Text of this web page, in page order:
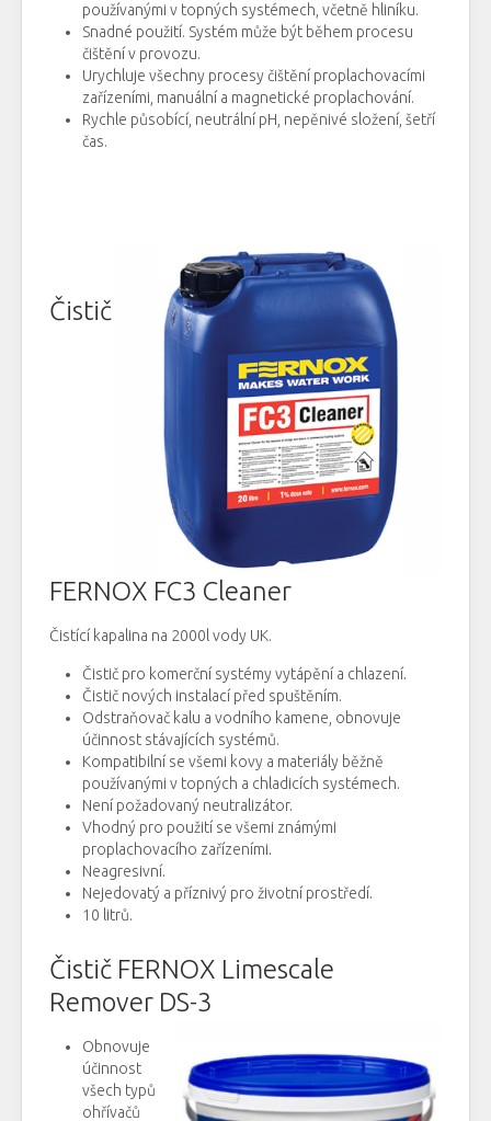
používanými v topných systémech včetně hliníku.
Snadné použití. Systém může být během procesu
čištěnív provozu.
Urychluje všechny procesyčištění proplachovacími
zařízeními , manuální a magnetické proplachování.
Rychle působící neutrální pH nepěnivé složení šetří
čas.
Čistič
FERNOX FC3 Cleaner
Čistící kapalina na 2000l vody UK.
Čistič pro komerční systémy vytápění a chlazení.
Čistič nových instalací před spuštěním.
Odstraňovač kalu a vodního kamene , obnovuje
účinnost stávajících systémů.
Kompatibilní se všemi kovy a materiály běžně
používanými v topných a chladicích systémech.
Není požadovaný neutralizátor.
Vhodný pro použití se všemi známými
proplachovacího zařízeními.
Neagresivní.
Nejedovatý a příznivý pro životní prostředí.
10 litrů.
Čistič FERNOX Limescale
Remover DS-3
Obnovuje
účinnost
všech typů
ohřívačů